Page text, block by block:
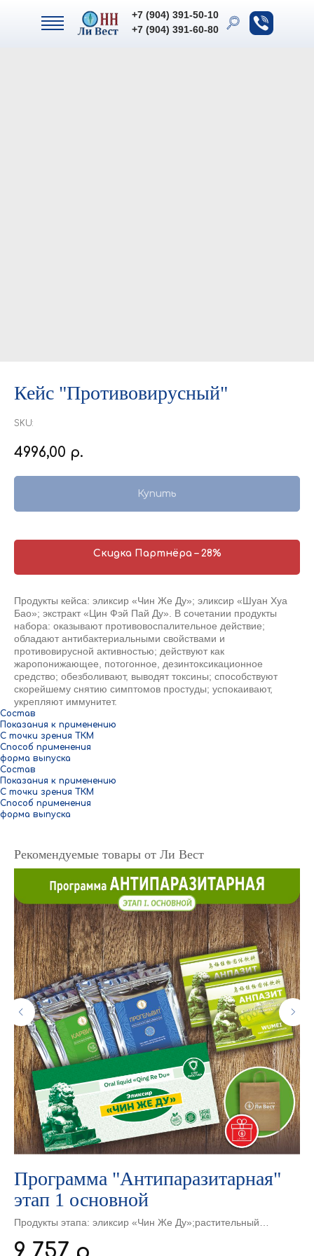
+7 (904) 391-60-80
+7 (904) 391-50-10
+7 (904) 391-60-80
+7 (904) 391-50-10
Кейс "Противовирусный"
SKU:
4996,00 р.
Купить
Скидка Партнёра – 28%
Продукты кейса: эликсир «Чин Же Ду»; эликсир «Шуан Хуа
Бао»; экстракт «Цин Фэй Пай Ду». В сочетании продукты
набора: оказывают противовоспалительное действие;
обладают антибактериальными свойствами и
противовирусной активностью; действуют как
жаропонижающее, потогонное, дезинтоксикационное
средство; обезболивают, выводят токсины; способствуют
скорейшему снятию симптомов простуды; успокаивают,
укрепляют иммунитет.
Состав
Показания к применению
С точки зрения ТКМ
Способ применения
форма выпуска
Состав
Показания к применению
С точки зрения ТКМ
Способ применения
форма выпуска
Рекомендуемые товары от Ли Вест
Программа "Антипаразитарная"
этап 1 основной
Продукты этапа: эликсир «Чин Же Ду»;растительный
«Карвипар» (2 шт.); растительный комплекс «Прогельвит» (2